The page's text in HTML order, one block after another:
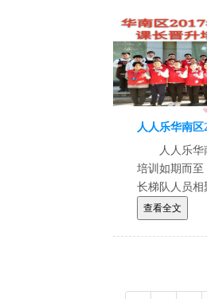
人人乐
培训如期而
长梯队人员
目标和欢乐。
查看全文